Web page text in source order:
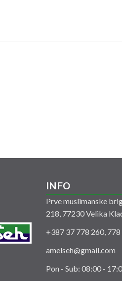
INFO
Prve muslimanske
218, 77230 Velika
+387 37 778 260, 778
amelseh@gmail.com
Pon - Sub: 08:00 -